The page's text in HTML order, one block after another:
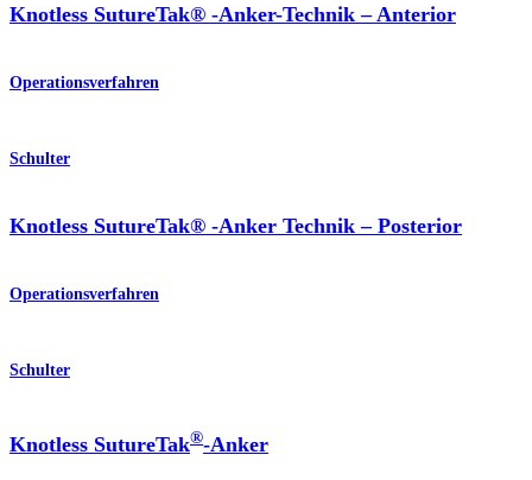
Knotless SutureTak® -Anker-Technik – Anterior
Operationsverfahren
Schulter
Knotless SutureTak® -Anker Technik – Posterior
Operationsverfahren
Schulter
Knotless SutureTak®-Anker